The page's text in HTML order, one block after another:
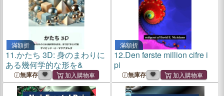
滿額折
11.かたち 3D: 身のまわりに
ある幾何学的な形を&
無庫存
滿額折
12.Den første million cifre i
pi
無庫存